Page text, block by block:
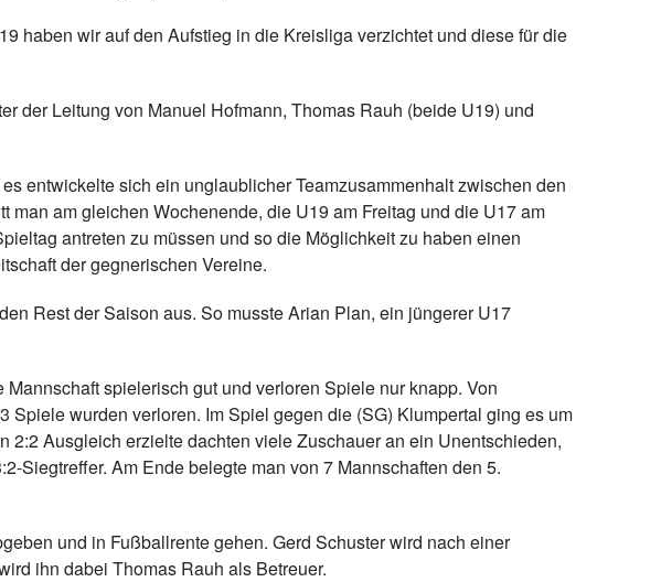
haben wir auf den Aufstieg in die Kreisliga verzichtet und diese für die
der Leitung von Manuel Hofmann, Thomas Rauh (beide U19) und
entwickelte sich ein unglaublicher Teamzusammenhalt zwischen den
am gleichen Wochenende, die U19 am Freitag und die U17 am
antreten zu müssen und so die Möglichkeit zu haben einen
der gegnerischen Vereine.
Rest der Saison aus. So musste Arian Plan, ein jüngerer U17
spielerisch gut und verloren Spiele nur knapp. Von
wurden verloren. Im Spiel gegen die (SG) Klumpertal ging es um
Ausgleich erzielte dachten viele Zuschauer an ein Unentschieden,
Siegtreffer. Am Ende belegte man von 7 Mannschaften den 5.
und in Fußballrente gehen. Gerd Schuster wird nach einer
ihn dabei Thomas Rauh als Betreuer.